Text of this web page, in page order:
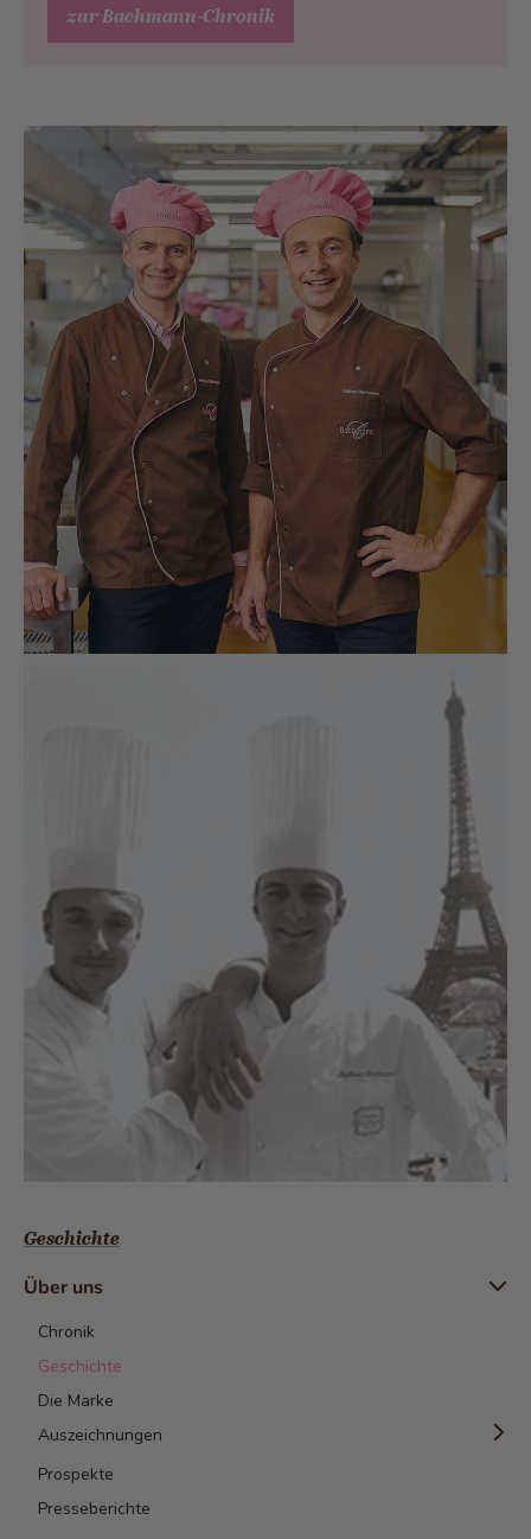
Geschichte
Über uns
Chronik
Geschichte
Die Marke
Auszeichnungen
Bester Arbeitsgeber
Beliebteste Bäckerei-Confiserie der Schweiz
Prospekte
Presseberichte
zur Bachmann-Chronik